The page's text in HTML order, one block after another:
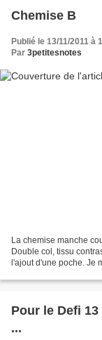
Chemise B
Publié le 13/11/2011 à
Par 3petitesnotes
La chemise manche
Double col, tissu
l'ajout d'une poche. Je
Pour le Defi
...